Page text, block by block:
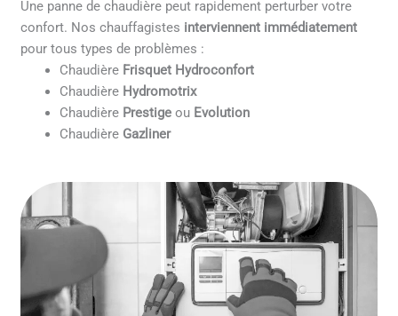
Une panne de chaudière peut rapidement perturber votre
confort. Nos chauffagistes interviennent immédiatement
pour tous types de problèmes :
Chaudière Frisquet Hydroconfort
Chaudière Hydromotrix
Chaudière Prestige ou Evolution
Chaudière Gazliner